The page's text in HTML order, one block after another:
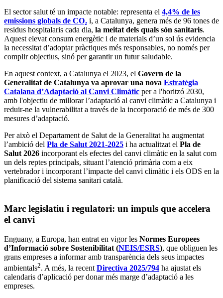
El sector salut té un impacte notable: representa el 4,4% de les
emissions globals de CO₂ i, a Catalunya, genera més de 96 tones de
residus hospitalaris cada dia, la meitat dels quals són sanitaris.
Aquest elevat consum energètic i de materials d’un sol ús evidencia
la necessitat d’adoptar pràctiques més responsables, no només per
complir objectius, sinó per garantir un futur saludable.
En aquest context, a Catalunya el 2023, el Govern de la
Generalitat de Catalunya va aprovar una nova Estratègia
Catalana d’Adaptació al Canvi Climàtic per a l'horitzó 2030,
amb l'objectiu de millorar l’adaptació al canvi climàtic a Catalunya i
reduir-ne la vulnerabilitat a través de la incorporació de més de 300
mesures d’adaptació.
Per això el Departament de Salut de la Generalitat ha augmentat
l’ambició del Pla de Salut 2021-2025 i ha actualitzat el Pla de
Salut 2026 incorporant els efectes del canvi climàtic en la salut com
un dels reptes principals, situant l’atenció primària com a eix
vertebrador i incorporant l’impacte del canvi climàtic i els ODS en la
planificació del sistema sanitari català.
Marc legislatiu i regulatori: un impuls que accelera
el canvi
Enguany, a Europa, han entrat en vigor les Normes Europees
d’Informació sobre Sostenibilitat (NEIS/ESRS), que obliguen les
grans empreses a informar amb transparència dels seus impactes
ambientals2. A més, la recent Directiva 2025/794 ha ajustat els
calendaris d’aplicació per donar més marge d’adaptació a les
empreses.